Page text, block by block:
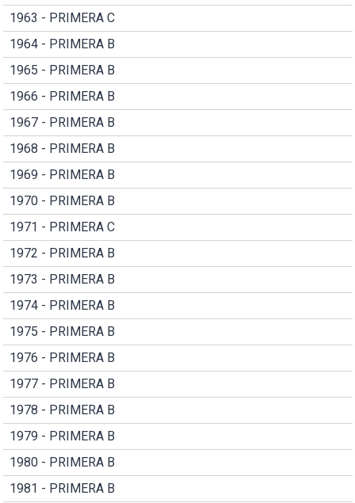
1963 - PRIMERA C
1964 - PRIMERA B
1965 - PRIMERA B
1966 - PRIMERA B
1967 - PRIMERA B
1968 - PRIMERA B
1969 - PRIMERA B
1970 - PRIMERA B
1971 - PRIMERA C
1972 - PRIMERA B
1973 - PRIMERA B
1974 - PRIMERA B
1975 - PRIMERA B
1976 - PRIMERA B
1977 - PRIMERA B
1978 - PRIMERA B
1979 - PRIMERA B
1980 - PRIMERA B
1981 - PRIMERA B